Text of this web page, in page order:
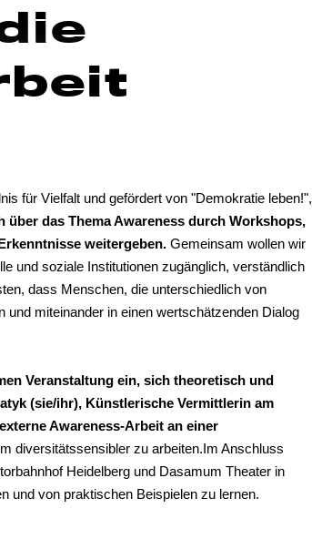
für Vielfalt und gefördert von "Demokratie leben!",
das Thema Awareness durch Workshops,
weitergeben. Gemeinsam wollen wir
und soziale Institutionen zugänglich, verständlich
dass Menschen, die unterschiedlich von
miteinander in einen wertschätzenden Dialog
Veranstaltung ein, sich theoretisch und
(sie/ihr), Künstlerische Vermittlerin am
Awareness-Arbeit an einer
diversitätssensibler zu arbeiten.Im Anschluss
Heidelberg und Dasamum Theater in
und von praktischen Beispielen zu lernen.